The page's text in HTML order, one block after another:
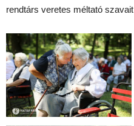
rendtárs veretes méltató